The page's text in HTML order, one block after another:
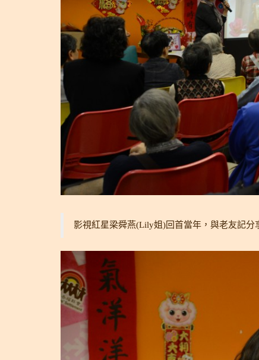
影視紅星梁舜燕(Lily姐)回首當年，與老友記分